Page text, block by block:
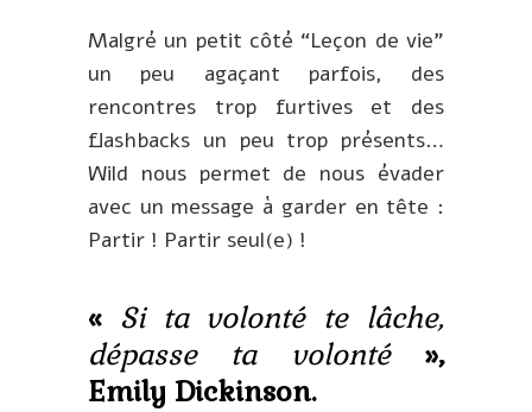
Malgré un petit côté “Leçon de vie”
un peu agaçant parfois, des
rencontres trop furtives et des
flashbacks un peu trop présents…
Wild nous permet de nous évader
avec un message à garder en tête :
Partir ! Partir seul(e) !
« Si ta volonté te lâche,
dépasse ta volonté»,
Emily Dickinson.